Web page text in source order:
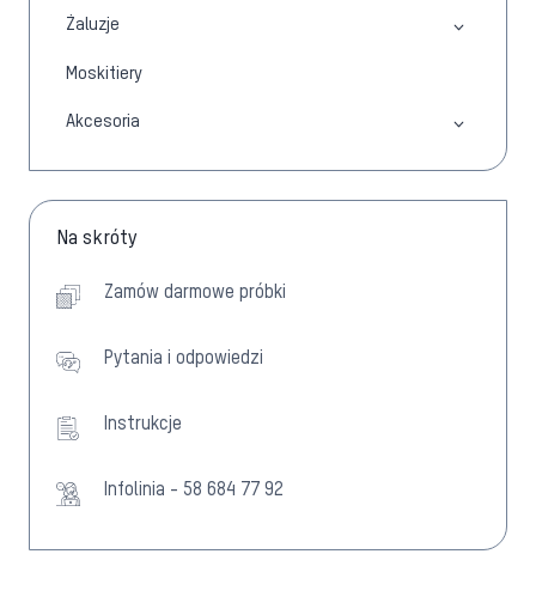
Żaluzje
Moskitiery
Akcesoria
Na skróty
Zamów darmowe próbki
Pytania i odpowiedzi
Instrukcje
Infolinia - 58 684 77 92